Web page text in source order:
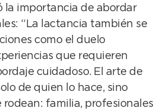
la importancia de abordar
“La lactancia también se
como el duelo
que requieren
cuidadoso. El arte de
de quien lo hace, sino
familia, profesionales